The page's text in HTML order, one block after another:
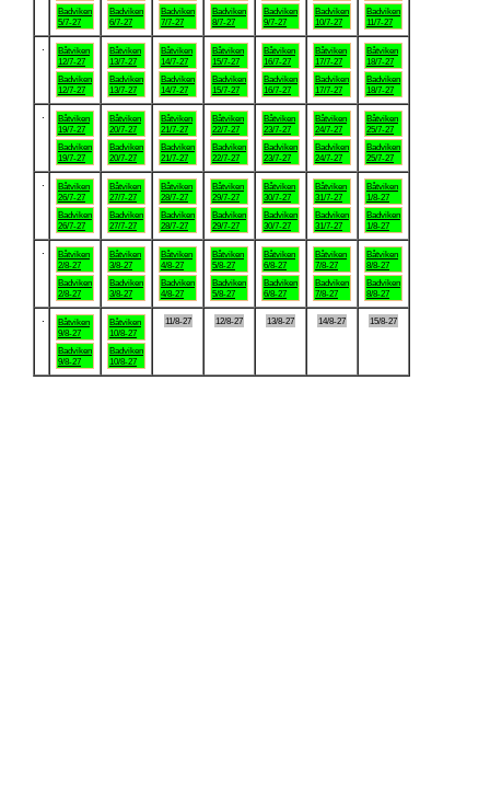
Badviken
5/7-27
Badviken
6/7-27
Badviken
7/7-27
Badviken
8/7-27
Badviken
9/7-27
Badviken
10/7-27
Badviken
11/7-27
Båtviken
12/7-27
Badviken
12/7-27
Båtviken
13/7-27
Badviken
13/7-27
Båtviken
14/7-27
Badviken
14/7-27
Båtviken
15/7-27
Badviken
15/7-27
Båtviken
16/7-27
Badviken
16/7-27
Båtviken
17/7-27
Badviken
17/7-27
Båtviken
18/7-27
Badviken
18/7-27
Båtviken
19/7-27
Badviken
19/7-27
Båtviken
20/7-27
Badviken
20/7-27
Båtviken
21/7-27
Badviken
21/7-27
Båtviken
22/7-27
Badviken
22/7-27
Båtviken
23/7-27
Badviken
23/7-27
Båtviken
24/7-27
Badviken
24/7-27
Båtviken
25/7-27
Badviken
25/7-27
Båtviken
26/7-27
Badviken
26/7-27
Båtviken
27/7-27
Badviken
27/7-27
Båtviken
28/7-27
Badviken
28/7-27
Båtviken
29/7-27
Badviken
29/7-27
Båtviken
30/7-27
Badviken
30/7-27
Båtviken
31/7-27
Badviken
31/7-27
Båtviken
1/8-27
Badviken
1/8-27
Båtviken
2/8-27
Badviken
2/8-27
Båtviken
3/8-27
Badviken
3/8-27
Båtviken
4/8-27
Badviken
4/8-27
Båtviken
5/8-27
Badviken
5/8-27
Båtviken
6/8-27
Badviken
6/8-27
Båtviken
7/8-27
Badviken
7/8-27
Båtviken
8/8-27
Badviken
8/8-27
Båtviken
9/8-27
Badviken
9/8-27
Båtviken
10/8-27
Badviken
10/8-27
11/8-27 12/8-27 13/8-27 14/8-27 15/8-27